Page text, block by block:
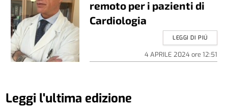
remoto per i pazienti di
Cardiologia
4 APRILE 2024ore 12:51
LEGGI DI PIÚ
Leggi l'ultima edizione